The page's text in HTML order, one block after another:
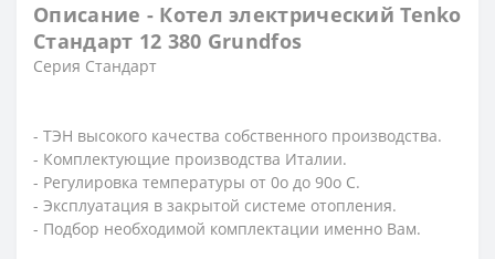
Описание - Котел электрический Tenko
Стандарт 12 380 Grundfos
Серия Стандарт
- ТЭН высокого качества собственного производства.
- Комплектующие производства Италии.
- Регулировка температуры от 0o до 90o С.
- Эксплуатация в закрытой системе отопления.
- Подбор необходимой комплектации именно Вам.